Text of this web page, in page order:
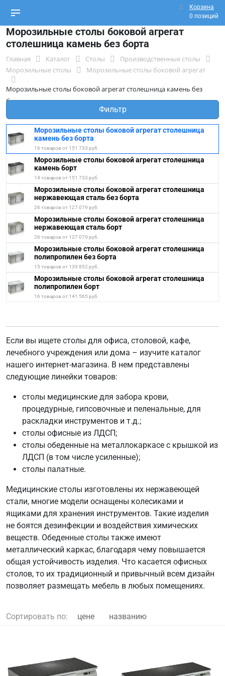
Корзина
0 позиций
Морозильные столы боковой агрегат
столешница камень без борта
Главная Каталог Столы
Производственные столы
Морозильные столы
Морозильные столы боковой агрегат
Морозильные столы боковой агрегат столешница камень без
борта
Фильтр
Морозильные столы боковой агрегат столешница
камень без борта
16 товаров от 151 733 руб.
Морозильные столы боковой агрегат столешница
камень борт
14 товаров от 151 733 руб.
Морозильные столы боковой агрегат столешница
нержавеющая сталь без борта
26 товаров от 127 079 руб.
Морозильные столы боковой агрегат столешница
нержавеющая сталь борт
26 товаров от 127 079 руб.
Морозильные столы боковой агрегат столешница
полипропилен без борта
15 товаров от 139 852 руб.
Морозильные столы боковой агрегат столешница
полипропилен борт
16 товаров от 141 565 руб.
Если вы ищете столы для офиса, столовой, кафе,
лечебного учреждения или дома – изучите каталог
нашего интернет-магазина. В нем представлены
следующие линейки товаров:
столы медицинские для забора крови,
процедурные, гипсовочные и пеленальные, для
раскладки инструментов и т.д.;
столы офисные из ЛДСП;
столы обеденные на металлокаркасе с крышкой из
ЛДСП (в том числе усиленные);
столы палатные.
Медицинские столы изготовлены их нержавеющей
стали, многие модели оснащены колесиками и
ящиками для хранения инструментов. Такие изделия
не боятся дезинфекции и воздействия химических
веществ. Обеденные столы также имеют
металлический каркас, благодаря чему повышается
общая устойчивость изделия. Что касается офисных
столов, то их традиционный и привычный всем дизайн
позволяет размещать мебель в любых помещениях.
Сортировать по: цене названию